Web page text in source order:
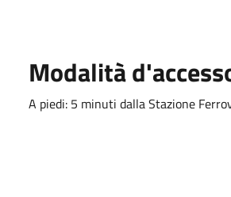
Modalità
A piedi: 5 minuti dalla Stazione